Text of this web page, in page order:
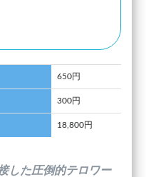
650円
300円
18,800円
した圧倒的テロワー